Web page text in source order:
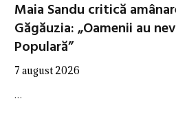
Maia Sandu critică
Găgăuzia: „Oamenii au
Populară”
7 august 2026
…